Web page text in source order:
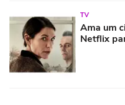
TV
Ama um
Netflix